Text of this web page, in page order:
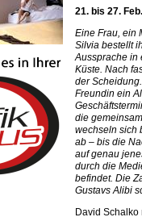
21. bis 27.
Eine Frau, ein
Silvia bestellt
Aussprache in
Küste. Nach
der
Freundin ein
die
wechseln sich
ab – bis die
auf genau
durch die
befindet. Die
Gustavs Alibi
David Schalko